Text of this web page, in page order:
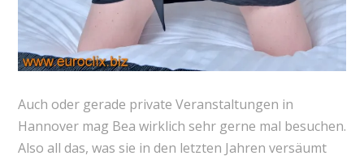
Auch oder gerade private Veranstaltungen in
Hannover mag Bea wirklich sehr gerne mal besuchen.
Also all das, was sie in den letzten Jahren versäumt